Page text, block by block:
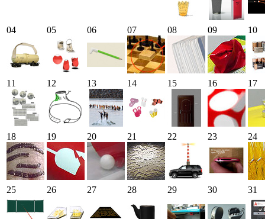
04 05 06 07 08 09 10
11 12 13 14 15 16 17
18 19 20 21 22 23 24
25 26 27 28 29 30 31